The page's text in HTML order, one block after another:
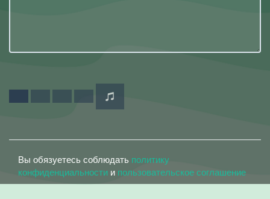
Вы обязуетесь соблюдать политику
конфиденциальности и пользовательское соглашение